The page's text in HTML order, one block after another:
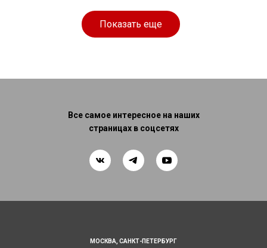
Показать еще
Все самое интересное на наших
страницах в соцсетях
МОСКВА, САНКТ-ПЕТЕРБУРГ